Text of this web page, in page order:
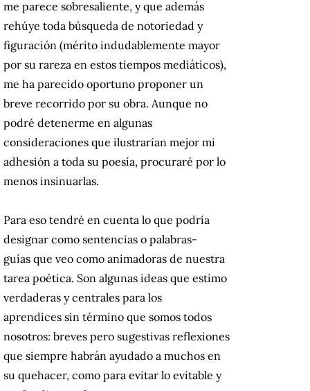
me parece sobresaliente, y que además
rehúye toda búsqueda de notoriedad y
figuración (mérito indudablemente mayor
por su rareza en estos tiempos mediáticos),
me ha parecido oportuno proponer un
breve recorrido por su obra. Aunque no
podré detenerme en algunas
consideraciones que ilustrarían mejor mi
adhesión a toda su poesía, procuraré por lo
menos insinuarlas.
Para eso tendré en cuenta lo que podría
designar como sentencias o palabras-
guías que veo como animadoras de nuestra
tarea poética. Son algunas ideas que estimo
verdaderas y centrales para los
aprendices sin término que somos todos
nosotros: breves pero sugestivas reflexiones
que siempre habrán ayudado a muchos en
su quehacer, como para evitar lo evitable y